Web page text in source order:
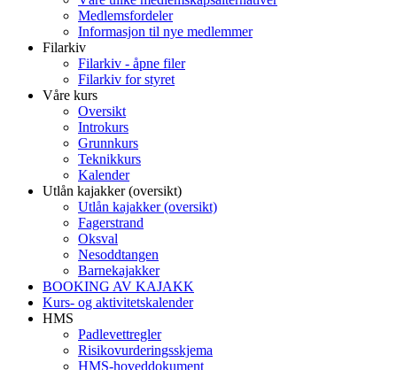
Medlemsfordeler
Informasjon til nye medlemmer
Filarkiv
Filarkiv - åpne filer
Filarkiv for styret
Våre kurs
Oversikt
Introkurs
Grunnkurs
Teknikkurs
Kalender
Utlån kajakker (oversikt)
Utlån kajakker (oversikt)
Fagerstrand
Oksval
Nesoddtangen
Barnekajakker
BOOKING AV KAJAKK
Kurs- og aktivitetskalender
HMS
Padlevettregler
Risikovurderingsskjema
HMS-hoveddokument